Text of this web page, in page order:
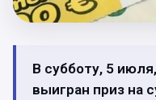
В субботу, 5
выигран приз на